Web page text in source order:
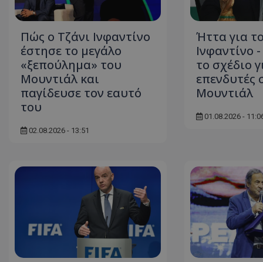
Πώς ο Τζάνι Ινφαντίνο
έστησε το μεγάλο
«ξεπούλημα» του
Μουντιάλ και
παγίδευσε τον εαυτό
του
02.08.2026 - 13:51
Ήττα για
Ινφαντίνο
το σχέδιο
επενδυτές
Μουντιάλ
01.08.2026 -